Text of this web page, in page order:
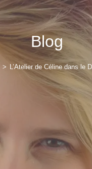
Blog
> L’Atelier de Céline dans le